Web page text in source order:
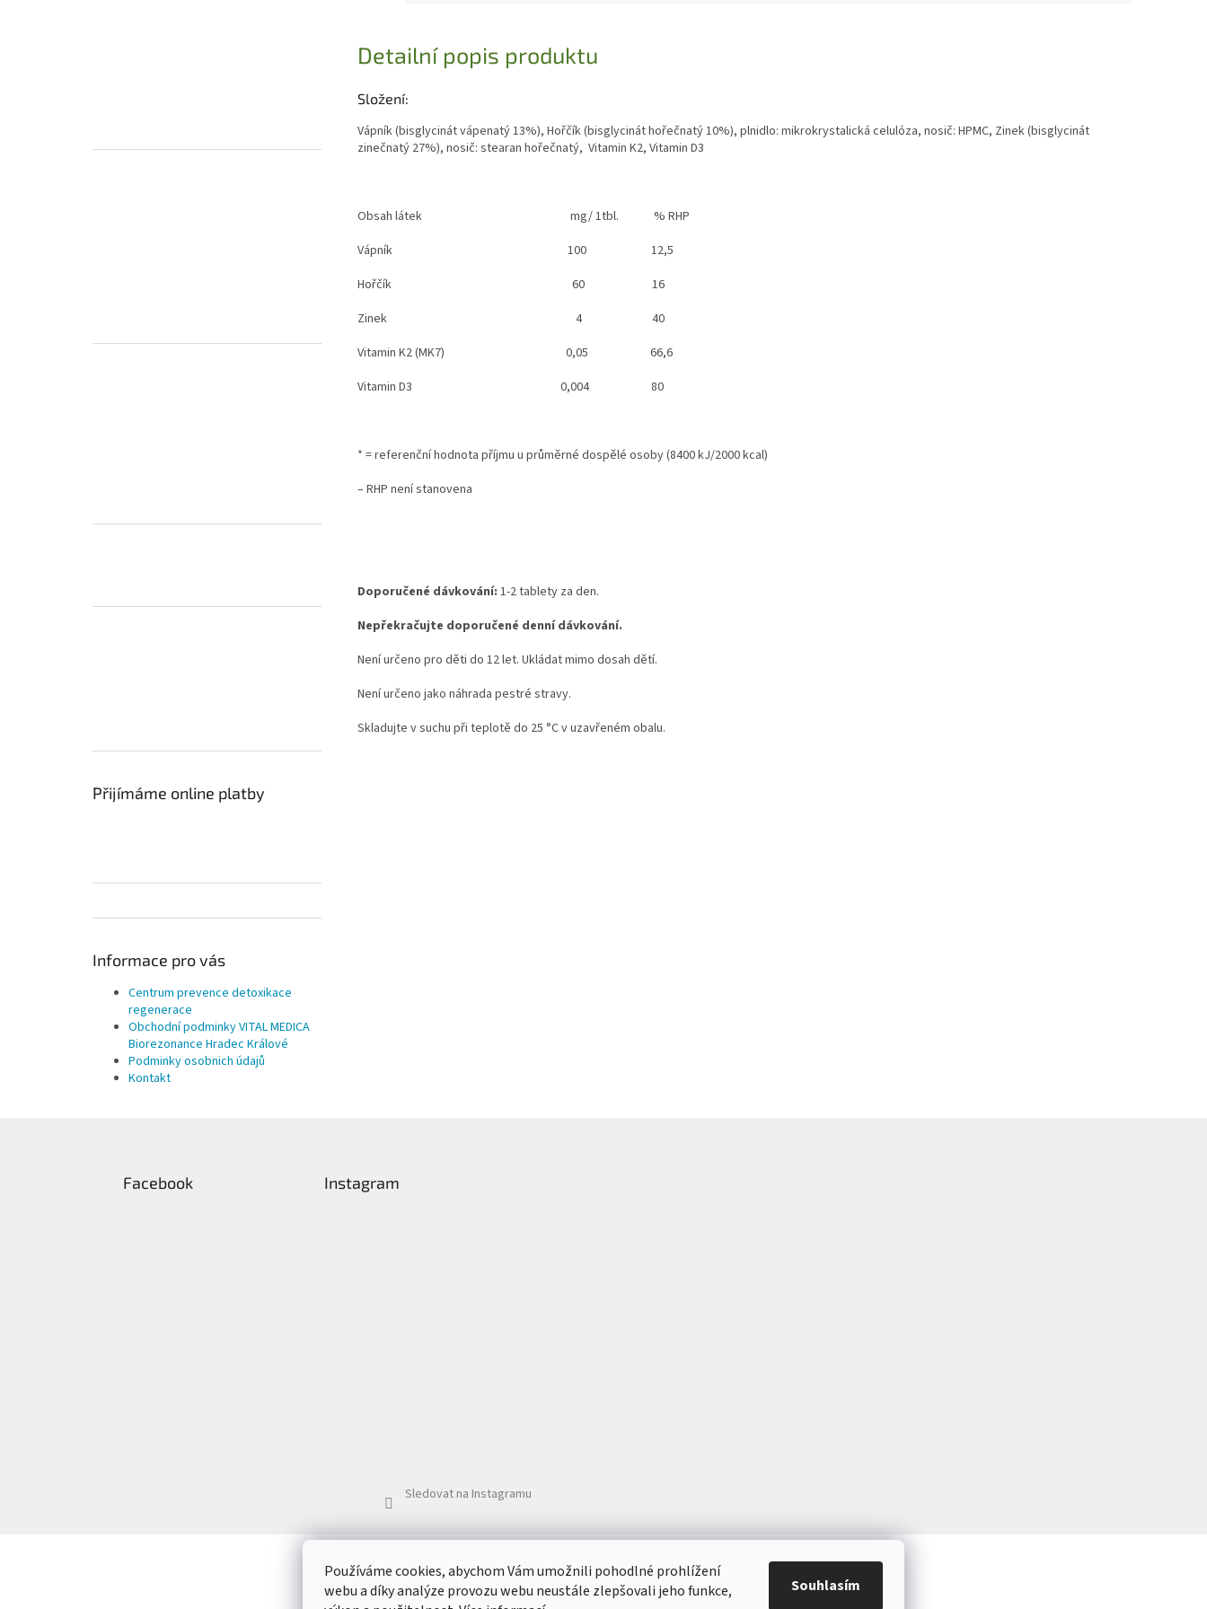
Používáme cookies, abychom Vám umožnili pohodlné prohlížení
webu a díky analýze provozu webu neustále zlepšovali jeho funkce,
Souhlasím
Přijímáme online platby
Informace pro vás
Centrum prevence detoxikace
regenerace
Obchodní podminky VITAL MEDICA
Biorezonance Hradec Králové
Podminky osobnich údajů
Kontakt
Detailní popis produktu
Složení:
Vápník (bisglycinát vápenatý 13%), Hořčík (bisglycinát hořečnatý 10%), plnidlo: mikrokrystalická celulóza, nosič: HPMC, Zinek (bisglycinát
zinečnatý 27%), nosič: stearan hořečnatý, Vitamin K2, Vitamin D3
Obsah látek mg/ 1tbl. % RHP
Vápník 100 12,5
Hořčík 60 16
Zinek 4 40
Vitamin K2 (MK7) 0,05 66,6
Vitamin D3 0,004 80
* = referenční hodnota příjmu u průměrné dospělé osoby (8400 kJ/2000 kcal)
– RHP není stanovena
Doporučené dávkování: 1-2 tablety za den.
Nepřekračujte doporučené denní dávkování.
Není určeno pro děti do 12 let. Ukládat mimo dosah dětí.
Není určeno jako náhrada pestré stravy.
Skladujte v suchu při teplotě do 25 °C v uzavřeném obalu.
Facebook Instagram
Sledovat na Instagramu
Ochrana zdraví nanotechnologie ZOONO®